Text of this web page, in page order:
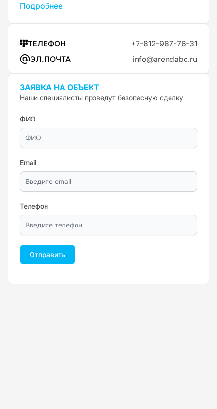
Подробнее
ТЕЛЕФОН
+7-812-987-76-31
ЭЛ.ПОЧТА
info@arendabc.ru
ЗАЯВКА НА ОБЪЕКТ
Наши специалисты проведут безопасную сделку
ФИО
Email
Телефон
Отправить